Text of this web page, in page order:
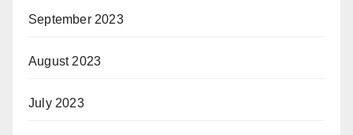
September 2023
August 2023
July 2023